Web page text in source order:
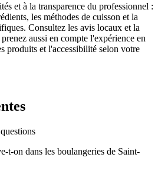
et à la transparence du professionnel :
les méthodes de cuisson et la
Consultez les avis locaux et la
aussi en compte l'expérience en
produits et l'accessibilité selon votre
t-on dans les boulangeries de Saint-